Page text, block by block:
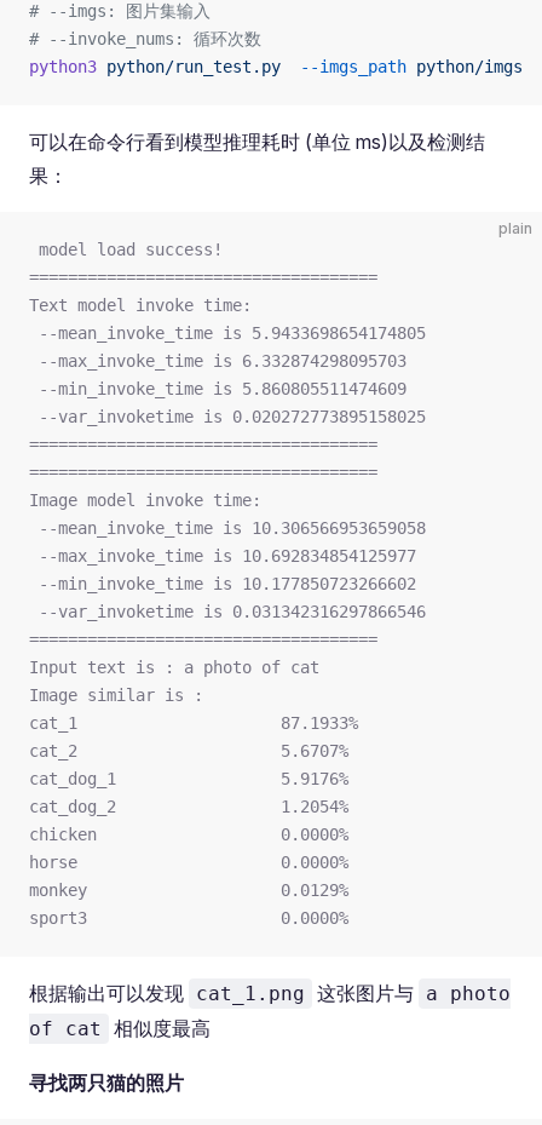
# --imgs: 图片集输入
# --invoke_nums: 循环次数
python3 python/run_test.py
  --imgs_path
python/imgs
可以在命令行看到模型推理耗时 (单位 ms)以及检测结
果：
plain
model load success!
====================================
Text model invoke time:
--mean_invoke_time is 5.9433698654174805
--max_invoke_time is 6.332874298095703
--min_invoke_time is 5.860805511474609
--var_invoketime is 0.020272773895158025
====================================
====================================
Image model invoke time:
--mean_invoke_time is 10.306566953659058
--max_invoke_time is 10.692834854125977
--min_invoke_time is 10.177850723266602
--var_invoketime is 0.031342316297866546
====================================
Input text is : a photo of cat
Image similar is :
cat_1                     87.1933%
cat_2                     5.6707%
cat_dog_1                 5.9176%
cat_dog_2                 1.2054%
chicken                   0.0000%
horse                     0.0000%
monkey                    0.0129%
sport3                    0.0000%
根据输出可以发现 cat_1.png 这张图片与 a photo
of cat
相似度最高
寻找两只猫的照片